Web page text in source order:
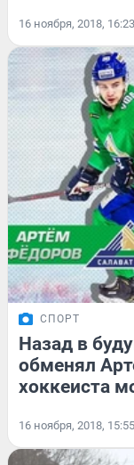
16 ноября, 2018, 16:23
СПОРТ
Назад в
обменял
хоккеиста
16 ноября, 2018, 15:55